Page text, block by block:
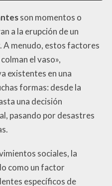
son momentos o
a la erupción de un
menudo, estos factores
el vaso»,
existentes en una
formas: desde la
una decisión
pasando por desastres
sociales, la
como un factor
específicos de